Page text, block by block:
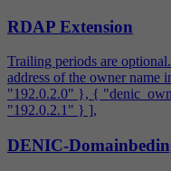
RDAP Extension
Trailing periods are
address of the owner
"192.0.2.0" }, {
"192.0.2.1" } ],
DENIC-